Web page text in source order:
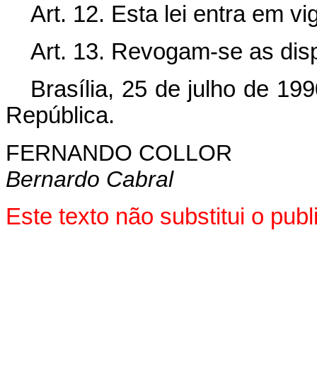
Art. 12. Esta lei entra em
Art. 13. Revogam-se as
Brasília, 25 de julho de
República.
FERNANDO COLLOR
Bernardo Cabral
Este texto não substitui o